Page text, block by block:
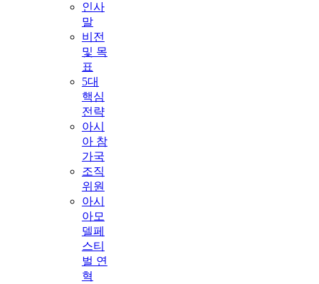
인사
말
비전
및 목
표
5대
핵심
전략
아시
아 참
가국
조직
위원
아시
아모
델페
스티
벌 연
혁